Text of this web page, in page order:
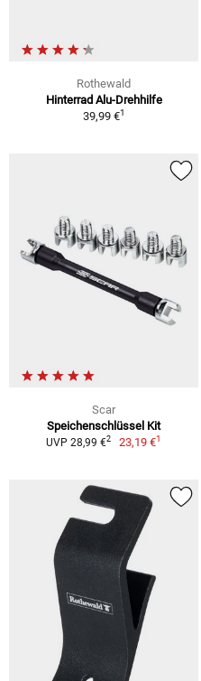
Rothewald
Hinterrad Alu-Drehhilfe
39,99 €1
Scar
Speichenschlüssel Kit
UVP 28,99 €2 23,19 €1